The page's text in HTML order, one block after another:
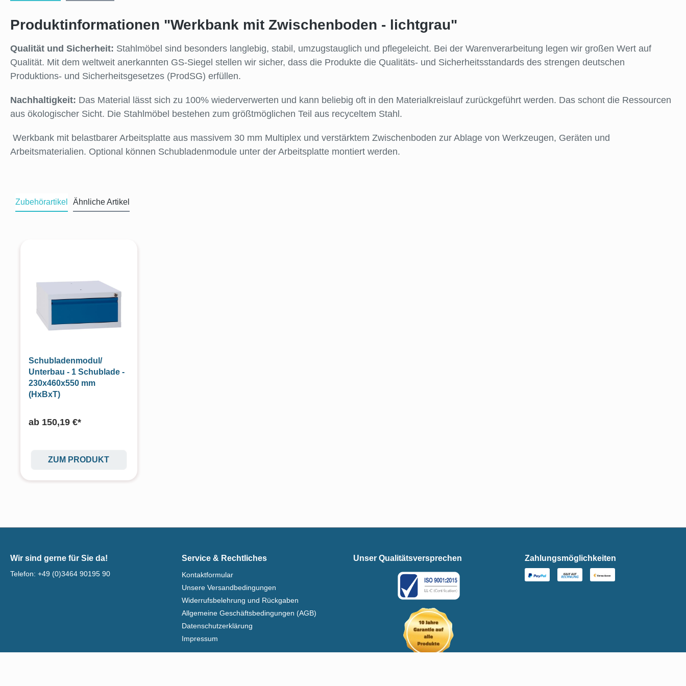
Produktinformationen "Werkbank mit Zwischenboden - lichtgrau"
Qualität und Sicherheit: Stahlmöbel sind besonders langlebig, stabil, umzugstauglich und pflegeleicht. Bei der Warenverarbeitung legen wir großen Wert auf
Qualität. Mit dem weltweit anerkannten GS-Siegel stellen wir sicher, dass die Produkte die Qualitäts- und Sicherheitsstandards des strengen deutschen
Produktions- und Sicherheitsgesetzes (ProdSG) erfüllen.
Nachhaltigkeit: Das Material lässt sich zu 100% wiederverwerten und kann beliebig oft in den Materialkreislauf zurückgeführt werden. Das schont die Ressourcen
aus ökologischer Sicht. Die Stahlmöbel bestehen zum größtmöglichen Teil aus recyceltem Stahl.
Werkbank mit belastbarer Arbeitsplatte aus massivem 30 mm Multiplex und verstärktem Zwischenboden zur Ablage von Werkzeugen, Geräten und
Arbeitsmaterialien. Optional können Schubladenmodule unter der Arbeitsplatte montiert werden.
Zubehörartikel Ähnliche Artikel
Schubladenmodul/
Unterbau - 1 Schublade -
230x460x550 mm
(HxBxT)
ab 150,19 €*
ZUM PRODUKT
Wir sind gerne für Sie da!
Telefon: +49 (0)3464 90195 90
Service & Rechtliches
Kontaktformular
Unsere Versandbedingungen
Widerrufsbelehrung und Rückgaben
Allgemeine Geschäftsbedingungen (AGB)
Datenschutzerklärung
Impressum
Unser Qualitätsversprechen Zahlungsmöglichkeiten